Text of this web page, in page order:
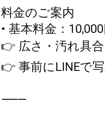
料金のご案内
• 基本料金：
👉 広さ・汚れ具
👉 事前にLINEで
⸻